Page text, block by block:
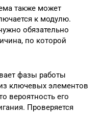
также может
к модулю.
обязательно
по которой
фазы работы
ключевых элементов
вероятность его
Проверяется